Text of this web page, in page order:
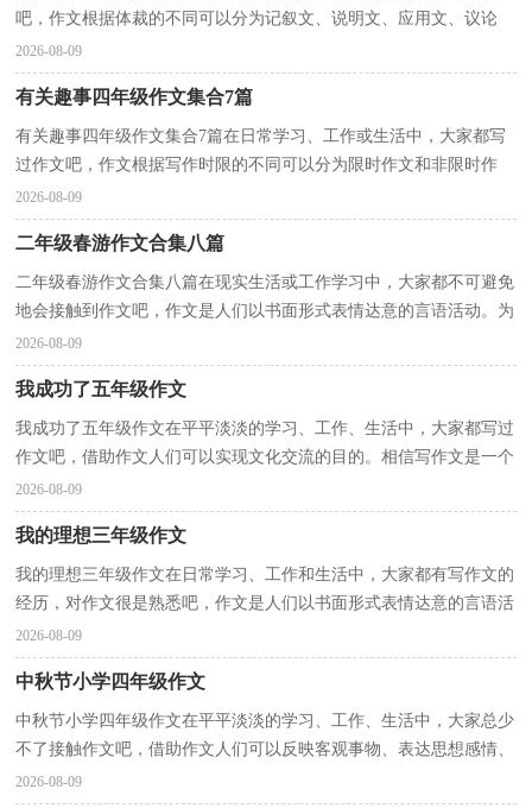
吧，作文根据体裁的不同可以分为记叙文、说明文、应用文、议论
文。写起作文来就毫无头绪？下面是小编整理的关于高中...
2026-08-09
有关趣事四年级作文集合7篇
有关趣事四年级作文集合7篇在日常学习、工作或生活中，大家都写
过作文吧，作文根据写作时限的不同可以分为限时作文和非限时作
文。还是对作文一筹莫展吗？下面是小编收集整理的趣...
2026-08-09
二年级春游作文合集八篇
二年级春游作文合集八篇在现实生活或工作学习中，大家都不可避免
地会接触到作文吧，作文是人们以书面形式表情达意的言语活动。为
了让您在写作文时更加简单方便，以下是小编收集整...
2026-08-09
我成功了五年级作文
我成功了五年级作文在平平淡淡的学习、工作、生活中，大家都写过
作文吧，借助作文人们可以实现文化交流的目的。相信写作文是一个
让许多人都头痛的问题，以下是小编精心整理的我成...
2026-08-09
我的理想三年级作文
我的理想三年级作文在日常学习、工作和生活中，大家都有写作文的
经历，对作文很是熟悉吧，作文是人们以书面形式表情达意的言语活
动。一篇什么样的作文才能称之为优秀作文呢？以下是...
2026-08-09
中秋节小学四年级作文
中秋节小学四年级作文在平平淡淡的学习、工作、生活中，大家总少
不了接触作文吧，借助作文人们可以反映客观事物、表达思想感情、
传递知识信息。如何写一篇有思想、有文采的作文...
2026-08-09